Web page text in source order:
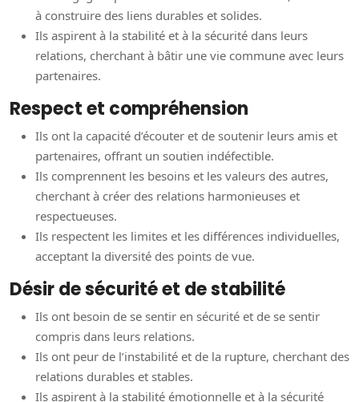
à construire des liens durables et solides.
Ils aspirent à la stabilité et à la sécurité dans leurs
relations, cherchant à bâtir une vie commune avec leurs
partenaires.
Respect et compréhension
Ils ont la capacité d’écouter et de soutenir leurs amis et
partenaires, offrant un soutien indéfectible.
Ils comprennent les besoins et les valeurs des autres,
cherchant à créer des relations harmonieuses et
respectueuses.
Ils respectent les limites et les différences individuelles,
acceptant la diversité des points de vue.
Désir de sécurité et de stabilité
Ils ont besoin de se sentir en sécurité et de se sentir
compris dans leurs relations.
Ils ont peur de l’instabilité et de la rupture, cherchant des
relations durables et stables.
Ils aspirent à la stabilité émotionnelle et à la sécurité